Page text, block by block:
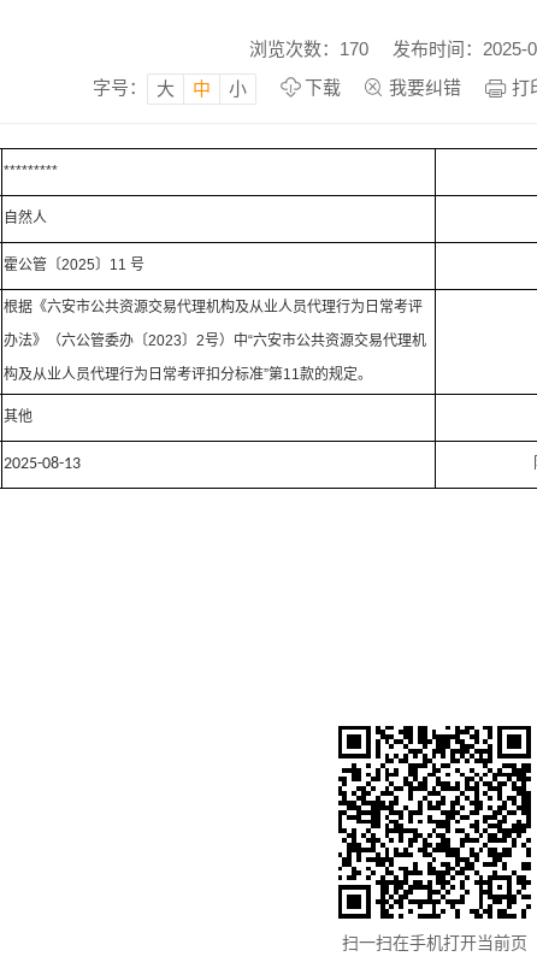
浏览次数： 170
发布时间：2025-
字号：
大 中 小 下载 我要纠错 打
*********
自然人
霍公管〔2025〕11 号
根据《六安市公共资源交易代理机构及从业人员代理行为日常考评
办法》（六公管委办〔2023〕2号）中“六安市公共资源交易代理机
构及从业人员代理行为日常考评扣分标准”第11款的规定。
其他
2025-08-13
扫一扫在手机打开当前页